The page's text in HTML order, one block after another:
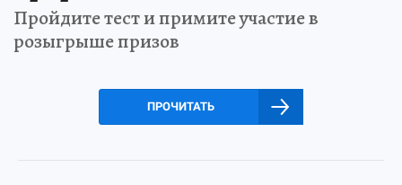
Пройдите тест и примите участие в
розыгрыше призов
ПРОЧИТАТЬ